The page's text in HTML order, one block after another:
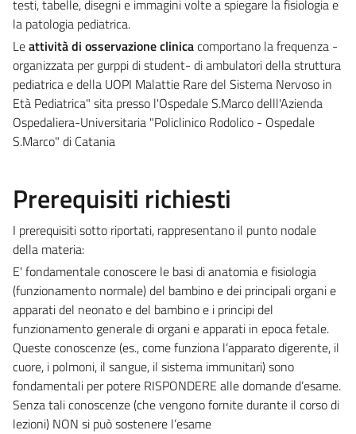
testi, tabelle, disegni e immagini volte a spiegare la fisiologia e
la patologia pediatrica.
Leattività di osservazione clinicacomportano la frequenza -
organizzata per gurppi di student- di ambulatori della struttura
pediatrica e della UOPI Malattie Rare del Sistema Nervoso in
Età Pediatrica" sita presso l'Ospedale S.Marco delll'Azienda
Ospedaliera-Universitaria "Policlinico Rodolico - Ospedale
S.Marco" di Catania
Prerequisiti richiesti
I prerequisiti sotto riportati, rappresentano il punto nodale
della materia:
E' fondamentale conoscere le basi di anatomia e fisiologia
(funzionamento normale) del bambino e dei principali organi e
apparati del neonato e del bambino e i principi del
funzionamento generale di organi e apparati in epoca fetale.
Queste conoscenze (es., come funziona l’apparato digerente, il
cuore, i polmoni, il sangue, il sistema immunitari) sono
fondamentali per potere RISPONDERE alle domande d’esame.
Senza tali conoscenze (che vengono fornite durante il corso di
lezioni) NON si può sostenere l’esame